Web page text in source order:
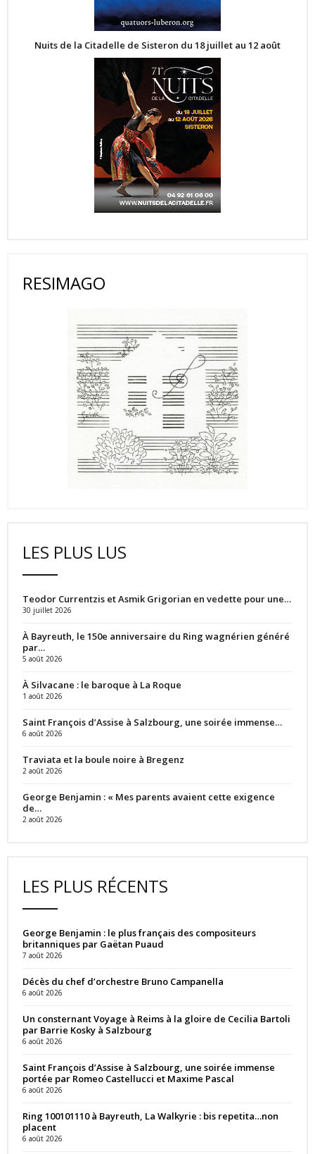
Nuits de la Citadelle de Sisteron du 18 juillet au 12 août
RESIMAGO
LES PLUS LUS
Teodor Currentzis et Asmik Grigorian en vedette pour une…
30 juillet 2026
À Bayreuth, le 150e anniversaire du Ring wagnérien généré
par…
5 août 2026
À Silvacane : le baroque à La Roque
1 août 2026
Saint François d’Assise à Salzbourg, une soirée immense…
6 août 2026
Traviata et la boule noire à Bregenz
2 août 2026
George Benjamin : « Mes parents avaient cette exigence
de…
2 août 2026
LES PLUS RÉCENTS
George Benjamin : le plus français des compositeurs
britanniques par Gaëtan Puaud
7 août 2026
Décès du chef d’orchestre Bruno Campanella
6 août 2026
Un consternant Voyage à Reims à la gloire de Cecilia Bartoli
par Barrie Kosky à Salzbourg
6 août 2026
Saint François d’Assise à Salzbourg, une soirée immense
portée par Romeo Castellucci et Maxime Pascal
6 août 2026
Ring 100101110 à Bayreuth, La Walkyrie : bis repetita…non
placent
6 août 2026